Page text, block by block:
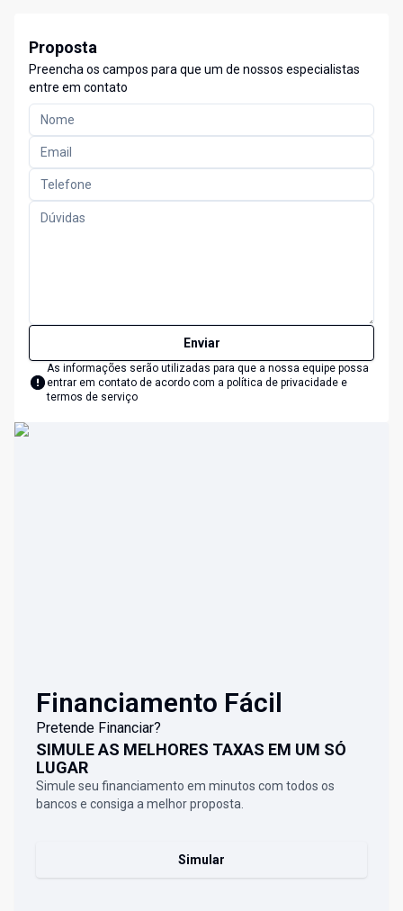
Proposta
Preencha os campos para que um de nossos especialistas
entre em contato
Enviar
As informações serão utilizadas para que a nossa equipe possa
entrar em contato de acordo com a política de privacidade e
termos de serviço
Financiamento Fácil
Pretende Financiar?
SIMULE AS MELHORES TAXAS EM UM SÓ
LUGAR
Simule seu financiamento em minutos com todos os
bancos e consiga a melhor proposta.
Simular